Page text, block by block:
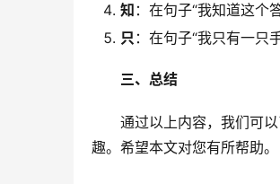
知 ：在句子“我知道这个
只 ：在句子“我只有一只
三、总结
通过以上内容，我们可以
趣。希望本文对您有所帮助。